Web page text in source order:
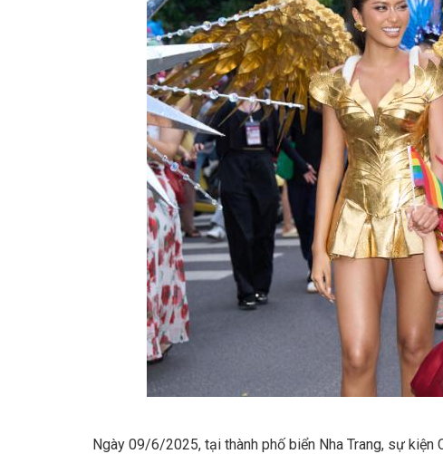
Ngày 09/6/2025, tại thành phố biển Nha Trang, sự